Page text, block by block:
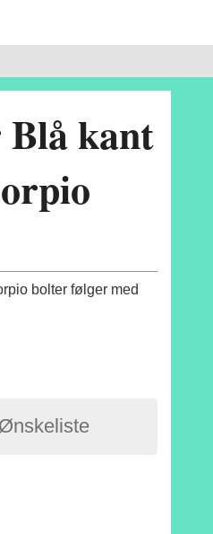
Blå kant
bolter følger med
Ønskeliste